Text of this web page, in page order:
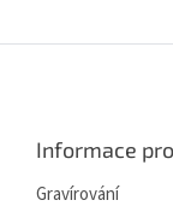
Informace
Gravírování